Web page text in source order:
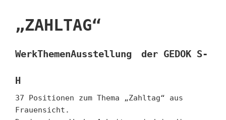
„ZAHLTAG“
WerkThemenAusstellung der GEDOK S-
H
37 Positionen zum Thema „Zahltag“ aus
Frauensicht.